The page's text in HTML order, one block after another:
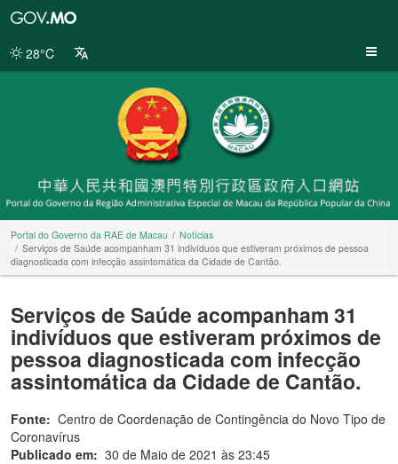
da
28°C
Portal do Governo da RAE de Macau
Notícias
Serviços de Saúde acompanham 31 indivíduos que estiveram próximos de pessoa
diagnosticada com infecção assintomática da Cidade de Cantão.
Serviços de Saúde acompanham 31
indivíduos que estiveram próximos de
pessoa diagnosticada com infecção
assintomática da Cidade de Cantão.
Fonte: Centro de Coordenação de Contingência do Novo Tipo de
Coronavírus
Publicado em: 30 de Maio de 2021 às 23:45